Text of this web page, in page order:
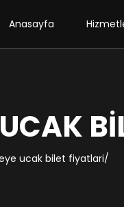
Anasayfa
ucak bilet fiyatlari/